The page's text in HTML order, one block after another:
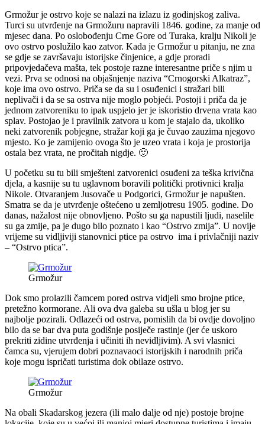
Grmožur je ostrvo koje se nalazi na izlazu iz godinjskog zaliva.
Turci su utvrđenje na Grmožuru napravili 1846. godine, za manje od
mjesec dana. Po oslobođenju Crne Gore od Turaka, kralju Nikoli je
ovo ostrvo poslužilo kao zatvor. Kada je Grmožur u pitanju, ne zna
se gdje se završavaju istorijske činjenice, a gdje proradi
pripovjedačeva mašta, tek postoje razne interesantne priče s njim u
vezi. Prva se odnosi na objašnjenje naziva “Crnogorski Alkatraz”,
koje ima ovo ostrvo. Priča se da su i osuđenici i stražari bili
neplivači i da se sa ostrva nije moglo pobjeći. Postoji i priča da je
jednom zatvoreniku to ipak uspjelo jer je iskoristio drvena vrata kao
splav. Postojao je i pravilnik zatvora u kom je stajalo da, ukoliko
neki zatvorenik pobjegne, stražar koji ga je čuvao zauzima njegovo
mjesto. Ko je zamijenio ovoga što je uzeo vrata i koja je prostorija
ostala bez vrata, ne pročitah nigdje. 🙂
U početku su tu bili smješteni zatvorenici osuđeni za teška krivična
djela, a kasnije su tu uglavnom boravili politički protivnici kralja
Nikole. Otvaranjem Jusovače u Podgorici, Grmožur je napušten.
Smatra se da je utvrđenje oštećeno u zemljotresu 1905. godine. Do
danas, nažalost nije obnovljeno. Pošto su ga napustili ljudi, naselile
su ga zmije, pa je dugo bilo poznato i kao “Ostrvo zmija”. U novije
vrijeme su vidljiviji stanovnici ptice pa ostrvo ima i privlačniji naziv
– “Ostrvo ptica”.
Grmožur
Dok smo prolazili čamcem pored ostrva vidjeli smo brojne ptice,
pretežno kormorane. Ali ova dva galeba su ušla u blog jer su
najbolje pozirali. Odlazeći od ostrva, pomislih da bi ovdje dovoljno
bilo da se bar dva puta godišnje posiječe rastinje (jer će uskoro
prekriti zidine utvrđenja i učiniti ih nevidljivim). A svi vlasnici
čamca su, vjerujem dobri poznavaoci istorijskih i narodnih priča
koje mogu ispričati turistima dok obilaze ostrvo.
Grmožur
Na obali Skadarskog jezera (ili malo dalje od nje) postoje brojne